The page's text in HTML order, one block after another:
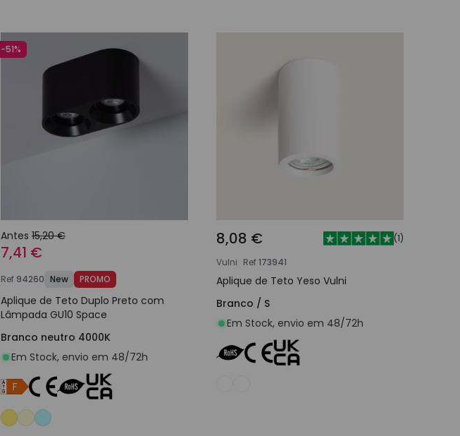
-51%
Antes 15,20 €
7,41 €
Ref 94260 New PROMO
Aplique de Teto Duplo Preto com
Lâmpada GU10 Space
Branco neutro 4000K
Em Stock, envio em 48/72h
Adicionar ao carrinho
8,08 € (1)
Vulni Ref173941
Aplique de Teto Yeso Vulni
Branco / S
Em Stock, envio em 48/72h